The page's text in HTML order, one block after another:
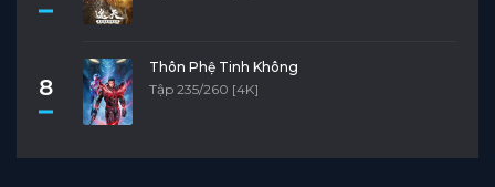
8
Thôn Phệ Tinh Không
Tập 235/260 [4K]